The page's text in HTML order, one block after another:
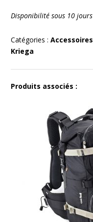
quadloc
Disponibilité sous 10 jours
Catégories :Accessoires
Kriega
Produits associés :